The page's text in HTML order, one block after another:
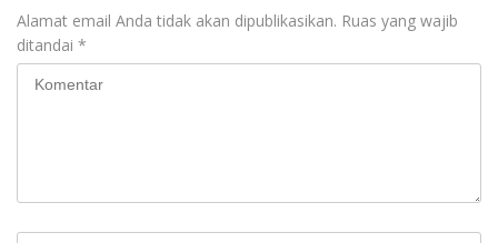
Alamat email Anda tidak akan dipublikasikan. Ruas yang wajib
ditandai *